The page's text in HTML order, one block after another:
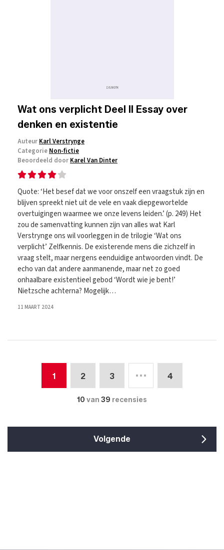
Wat ons verplicht Deel II Essay over
denken en existentie
Auteur Karl Verstrynge
Categorie Non-fictie
Beoordeeld door Karel Van Dinter
Quote: ‘Het besef dat we voor onszelf een vraagstuk zijn en
blijven spreekt niet uit de vele en vaak diepgewortelde
overtuigingen waarmee we onze levens leiden.’ (p. 249) Het
zou de samenvatting kunnen zijn van alles wat Karl
Verstrynge ons wil voorleggen in de trilogie ‘Wat ons
verplicht’ Zelfkennis. De existerende mens die zichzelf in
vraag stelt, maar nergens eenduidige antwoorden vindt. De
echo van dat andere aanmanende, maar net zo goed
onhaalbare existentieel gebod ‘Wordt wie je bent!’
Nietzsche achterna? Mogelijk…
11 MAART 2024
1 2 3 4
10 van 39 recensies
Volgende